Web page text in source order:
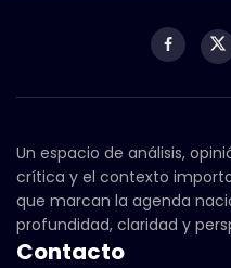
Un espacio de análisis,
crítica y el contexto
que marcan la agenda
profundidad, claridad y
Contacto